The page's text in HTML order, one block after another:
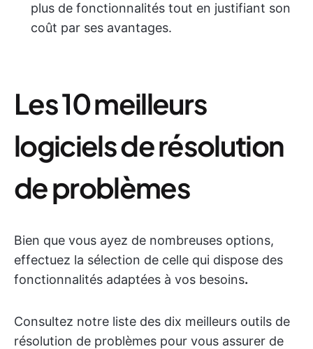
plus de fonctionnalités tout en justifiant son
coût par ses avantages.
Les 10 meilleurs
logiciels de résolution
de problèmes
Bien que vous ayez de nombreuses options,
effectuez la sélection de celle qui dispose des
fonctionnalités adaptées à vos besoins.
Consultez notre liste des dix meilleurs outils de
résolution de problèmes pour vous assurer de